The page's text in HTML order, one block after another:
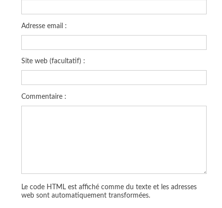
Adresse email :
Site web (facultatif) :
Commentaire :
Le code HTML est affiché comme du texte et les adresses
web sont automatiquement transformées.